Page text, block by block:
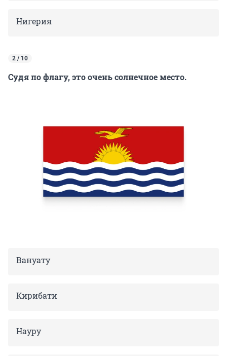
Нигерия
2 / 10
Судя по флагу, это очень солнечное место.
Вануату
Кирибати
Науру